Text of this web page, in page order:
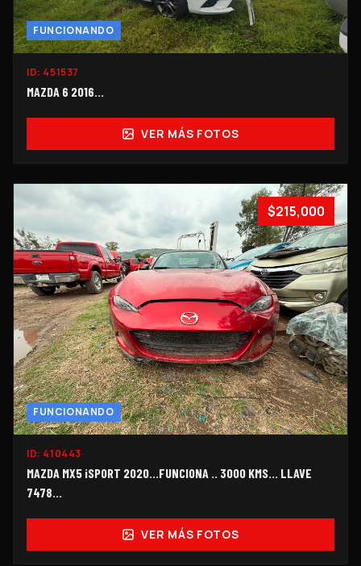
FUNCIONANDO
ID: 451537
MAZDA 6 2016...
VER MÁS FOTOS
$215,000
FUNCIONANDO
ID: 410443
MAZDA MX5 iSPORT 2020...FUNCIONA .. 3000 KMS... LLAVE
7478...
VER MÁS FOTOS